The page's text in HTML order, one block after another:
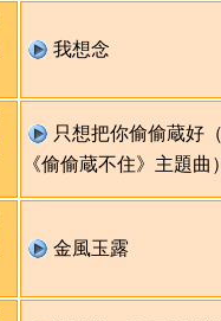
我想念
只想把你偷偷蔵好
《偷偷蔵不住》主題曲
金風玉露